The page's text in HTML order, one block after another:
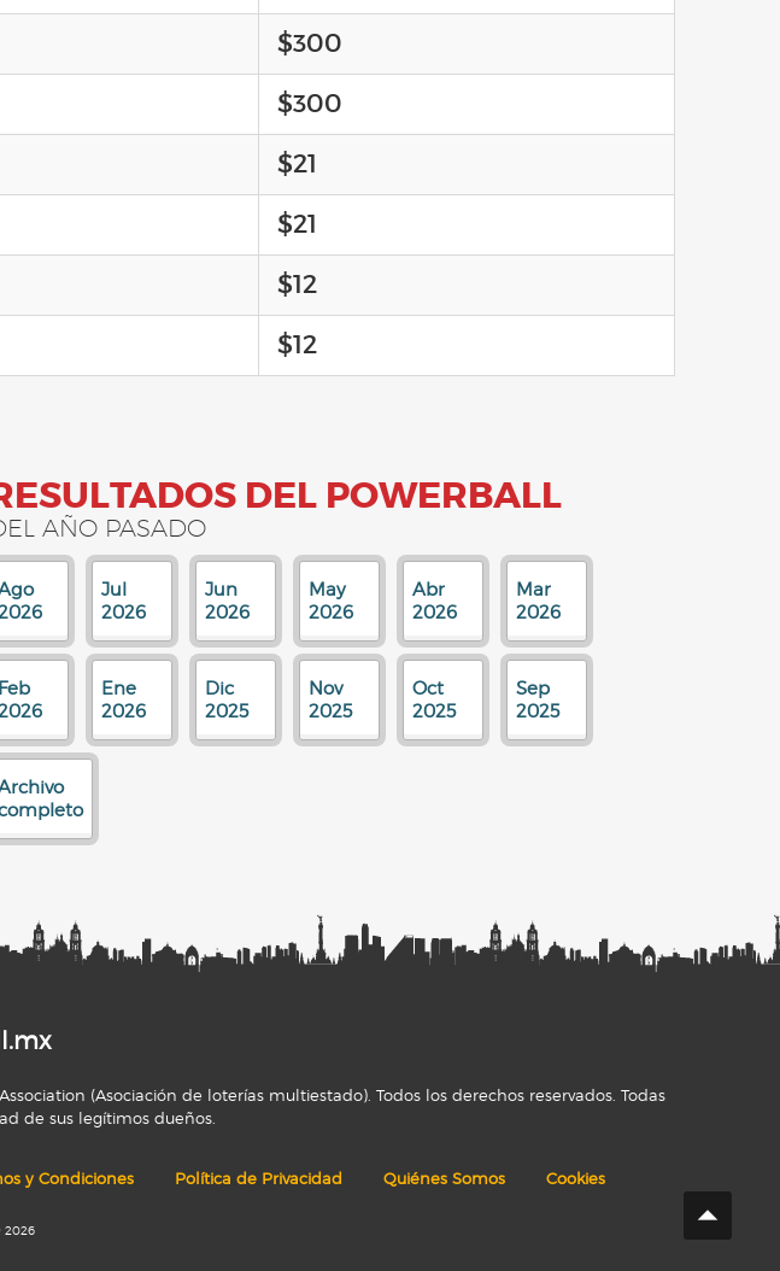
$300
$300
$21
$21
$12
$12
DEL POWERBALL
AÑO PASADO
Jul
2026
Jun
2026
May
2026
Abr
2026
Mar
2026
Feb
Ene
2026
Dic
2025
Nov
2025
Oct
2025
Sep
2025
(Asociación de loterías multiestado). Todos los derechos reservados. Todas
de sus legítimos dueños.
y Condiciones Política de Privacidad Quiénes Somos Cookies
2026